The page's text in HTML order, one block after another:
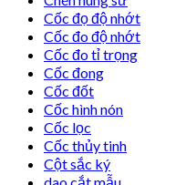
Cốc đọ độ nhớt
Cốc đo độ nhớt
Cốc đo tỉ trọng
Cốc đong
Cốc đốt
Cốc hình nón
Cốc lọc
Cốc thủy tinh
Cột sắc ký